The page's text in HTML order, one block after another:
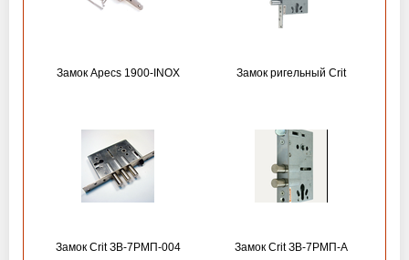
Замок Apecs 1900-INOX Замок ригельный Crit
Замок Crit ЗВ-7РМП-004 Замок Crit ЗВ-7РМП-А